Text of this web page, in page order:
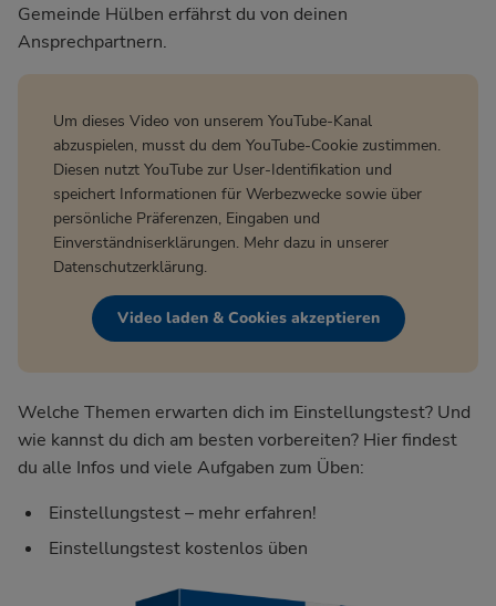
Gemeinde Hülben erfährst du von deinen
Ansprechpartnern.
Um dieses Video von unserem YouTube-Kanal
abzuspielen, musst du dem YouTube-Cookie zustimmen.
Diesen nutzt YouTube zur User-Identifikation und
speichert Informationen für Werbezwecke sowie über
persönliche Präferenzen, Eingaben und
Einverständniserklärungen. Mehr dazu in unserer
Datenschutzerklärung.
Video laden & Cookies akzeptieren
Welche Themen erwarten dich im Einstellungstest? Und
wie kannst du dich am besten vorbereiten? Hier findest
du alle Infos und viele Aufgaben zum Üben:
Einstellungstest – mehr erfahren!
Einstellungstest kostenlos üben